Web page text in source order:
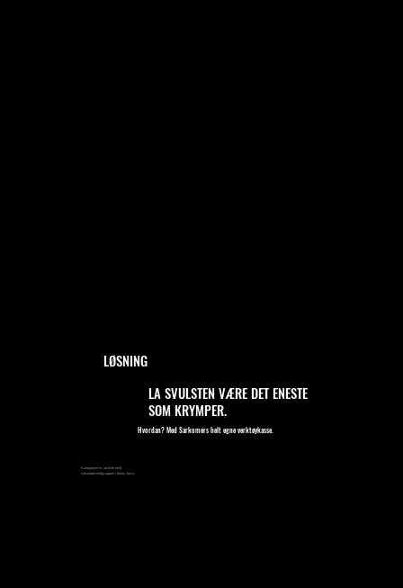
LØSNING
LA SVULSTEN VÆRE DET ENESTE
SOM KRYMPER.
Hvordan? Med Sarkomers helt egne verktøykasse.
Kampanjen er utviklet med
sekundærmålgruppen i fokus; barn.